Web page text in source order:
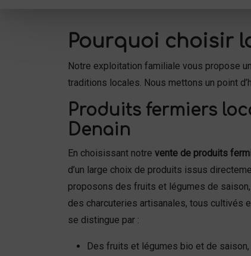
Pourquoi choisir
Notre exploitation familiale vous propose
traditions locales. Nous mettons un point
Produits fermiers
Denain
En choisissant notre vente de produits
d’un large choix de produits issus
proposons des fruits et légumes de
des charcuteries artisanales, tous cultivés
se distingue par :
Des fruits et légumes bio et de